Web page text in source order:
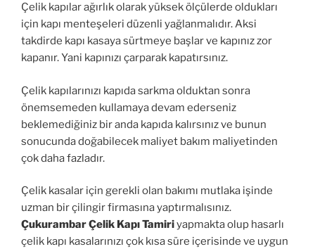
Çelik kapılar ağırlık olarak yüksek ölçülerde oldukları
için kapı menteşeleri düzenli yağlanmalıdır. Aksi
takdirde kapı kasaya sürtmeye başlar ve kapınız zor
kapanır. Yani kapınızı çarparak kapatırsınız.
Çelik kapılarınızı kapıda sarkma olduktan sonra
önemsemeden kullamaya devam ederseniz
beklemediğiniz bir anda kapıda kalırsınız ve bunun
sonucunda doğabilecek maliyet bakım maliyetinden
çok daha fazladır.
Çelik kasalar için gerekli olan bakımı mutlaka işinde
uzman bir çilingir firmasına yaptırmalısınız.
Çukurambar Çelik Kapı Tamiriyapmakta olup hasarlı
çelik kapı kasalarınızı çok kısa süre içerisinde ve uygun